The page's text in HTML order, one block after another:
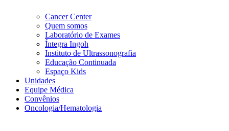
Cancer Center
Quem somos
Laboratório de Exames
Íntegra Ingoh
Instituto de Ultrassonografia
Educação Continuada
Espaço Kids
Unidades
Equipe Médica
Convênios
Oncologia/Hematologia